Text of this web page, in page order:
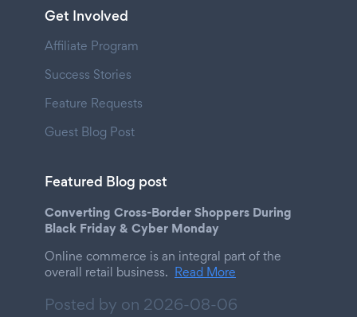
Get Involved
Affiliate Program
Success Stories
Feature Requests
Guest Blog Post
Featured Blog post
Converting Cross-Border Shoppers During
Black Friday & Cyber Monday
Online commerce is an integral part of the
overall retail business. Read More
Posted by on 2026-08-06